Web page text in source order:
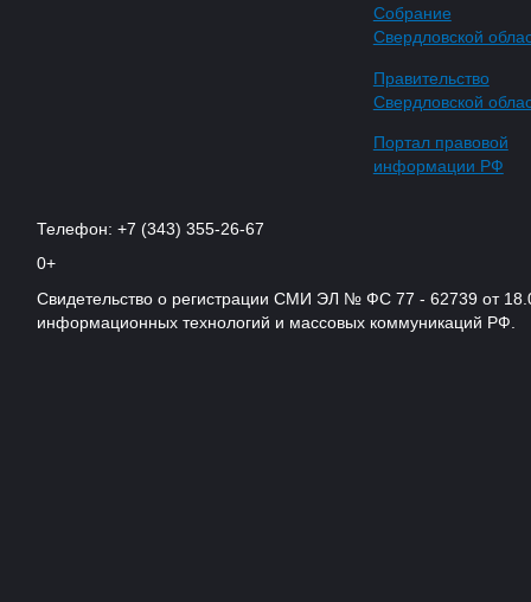
Собрание
Свердловской
Правительство
Свердловской
Портал правовой
информации РФ
Телефон: +7 (343) 355-26-67
0+
Свидетельство о регистрации СМИ ЭЛ № ФС 77 - 62739 от
информационных технологий и массовых коммуникаций РФ.